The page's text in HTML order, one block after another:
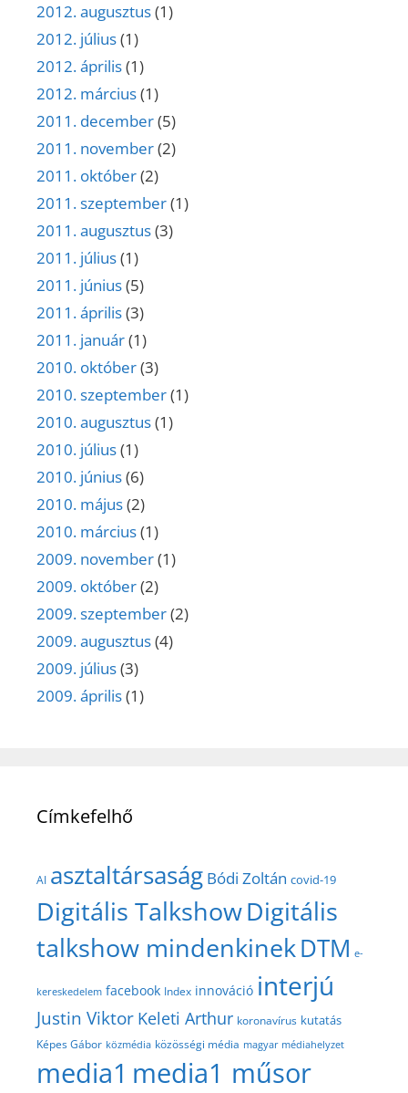
2012. augusztus(1)
2012. július(1)
2012. április(1)
2012. március(1)
2011. december(5)
2011. november(2)
2011. október(2)
2011. szeptember(1)
2011. augusztus(3)
2011. július(1)
2011. június(5)
2011. április(3)
2011. január(1)
2010. október(3)
2010. szeptember(1)
2010. augusztus(1)
2010. július(1)
2010. június(6)
2010. május(2)
2010. március(1)
2009. november(1)
2009. október(2)
2009. szeptember(2)
2009. augusztus(4)
2009. július(3)
2009. április(1)
Címkefelhő
AI asztaltársaság Bódi Zoltán covid-19
Digitális TalkshowDigitális
talkshow mindenkinekDTM e-
kereskedelem facebook Index innováció interjú
Justin Viktor Keleti Arthur koronavírus kutatás
Képes Gábor közmédia közösségi média magyar médiahelyzet
media1 media1 műsor